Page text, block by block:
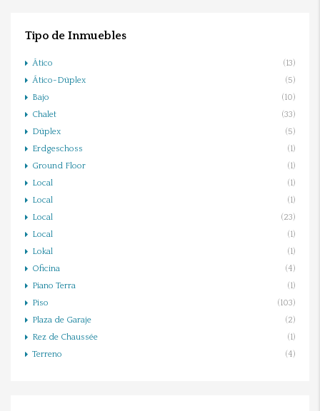
Tipo de Inmuebles
Ático
(13)
Ático-Dúplex
(5)
Bajo
(10)
Chalet
(33)
Dúplex
(5)
Erdgeschoss
(1)
Ground Floor
(1)
Local
(1)
Local
(1)
Local
(23)
Local
(1)
Lokal
(1)
Oficina
(4)
Piano Terra
(1)
Piso
(103)
Plaza de Garaje
(2)
Rez de Chaussée
(1)
Terreno
(4)